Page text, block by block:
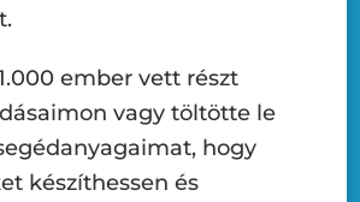
ember vett részt
vagy töltötte le
hogy
készíthessen és